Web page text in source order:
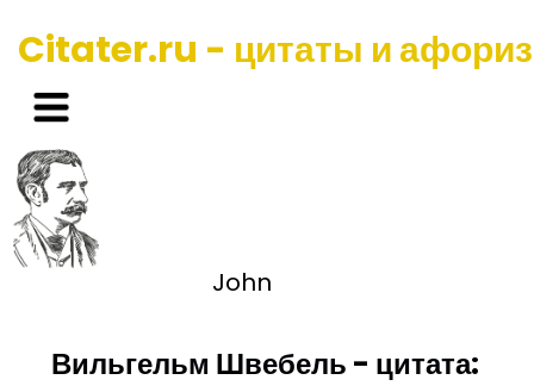
Citater.ru - цитаты и
John
Вильгельм Швебель - цитата: